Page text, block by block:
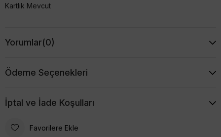
Kartlık Mevcut
Yorumlar(0)
Ödeme Seçenekleri
İptal ve İade Koşulları
Favorilere Ekle